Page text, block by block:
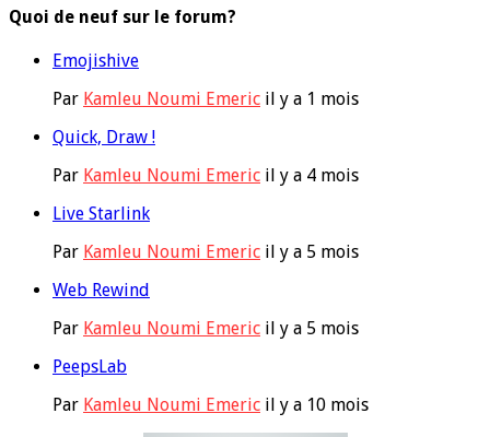
Quoi de neuf sur le forum?
Emojishive
Par Kamleu Noumi Emeric il y a 1 mois
Quick, Draw !
Par Kamleu Noumi Emeric il y a 4 mois
Live Starlink
Par Kamleu Noumi Emeric il y a 5 mois
Web Rewind
Par Kamleu Noumi Emeric il y a 5 mois
PeepsLab
Par Kamleu Noumi Emeric il y a 10 mois